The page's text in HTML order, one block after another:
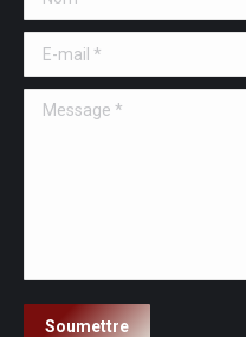
E-mail *
Message *
Soumettre